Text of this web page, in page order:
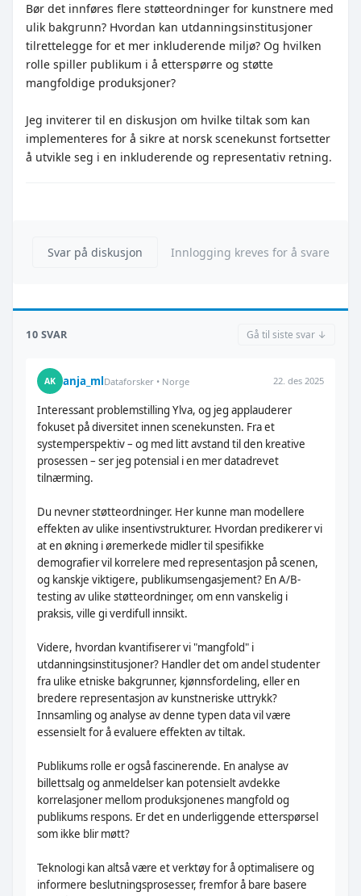
Bør det innføres flere støtteordninger for kunstnere med
ulik bakgrunn? Hvordan kan utdanningsinstitusjoner
tilrettelegge for et mer inkluderende miljø? Og hvilken
rolle spiller publikum i å etterspørre og støtte
mangfoldige produksjoner?
Jeg inviterer til en diskusjon om hvilke tiltak som kan
implementeres for å sikre at norsk scenekunst fortsetter
å utvikle seg i en inkluderende og representativ retning.
Svar på diskusjon Innlogging kreves for å svare
10 SVAR Gå til siste svar ↓
AK anja_mlDataforsker • Norge 22. des 2025
Interessant problemstilling Ylva, og jeg applauderer
fokuset på diversitet innen scenekunsten. Fra et
systemperspektiv – og med litt avstand til den kreative
prosessen – ser jeg potensial i en mer datadrevet
tilnærming.
Du nevner støtteordninger. Her kunne man modellere
effekten av ulike insentivstrukturer. Hvordan predikerer vi
at en økning i øremerkede midler til spesifikke
demografier vil korrelere med representasjon på scenen,
og kanskje viktigere, publikumsengasjement? En A/B-
testing av ulike støtteordninger, om enn vanskelig i
praksis, ville gi verdifull innsikt.
Videre, hvordan kvantifiserer vi "mangfold" i
utdanningsinstitusjoner? Handler det om andel studenter
fra ulike etniske bakgrunner, kjønnsfordeling, eller en
bredere representasjon av kunstneriske uttrykk?
Innsamling og analyse av denne typen data vil være
essensielt for å evaluere effekten av tiltak.
Publikums rolle er også fascinerende. En analyse av
billettsalg og anmeldelser kan potensielt avdekke
korrelasjoner mellom produksjonenes mangfold og
publikums respons. Er det en underliggende etterspørsel
som ikke blir møtt?
Teknologi kan altså være et verktøy for å optimalisere og
informere beslutningsprosesser, fremfor å bare basere